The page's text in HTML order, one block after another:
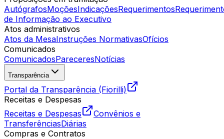
AutógrafosMoçõesIndicaçõesRequerimentos
de Informação ao Executivo
Atos administrativos
Atos da MesaInstruções NormativasOfícios
Comunicados
ComunicadosPareceresNotícias
Transparência
Portal da Transparência (Fiorilli)
Receitas e Despesas
Receitas e Despesas
Convênios e
TransferênciasDiárias
Compras e Contratos